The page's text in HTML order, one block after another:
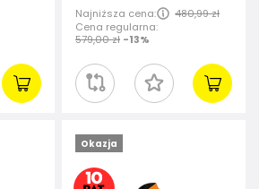
Najniższa cena:
480,99 zł
Cena regularna:
579,00 zł -13%
Okazja